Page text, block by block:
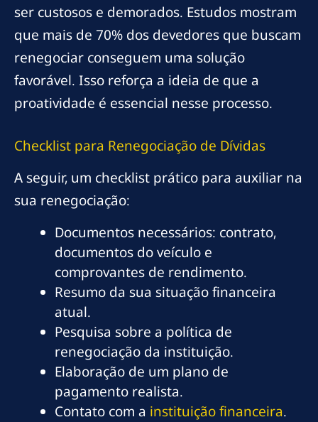
ser custosos e demorados. Estudos mostram
que mais de 70% dos devedores que buscam
renegociar conseguem uma solução
favorável. Isso reforça a ideia de que a
proatividade é essencial nesse processo.
Checklist para Renegociação de Dívidas
A seguir, um checklist prático para auxiliar na
sua renegociação:
Documentos necessários: contrato,
documentos do veículo e
comprovantes de rendimento.
Resumo da sua situação financeira
atual.
Pesquisa sobre a política de
renegociação da instituição.
Elaboração de um plano de
pagamento realista.
Contato com a instituição financeira.